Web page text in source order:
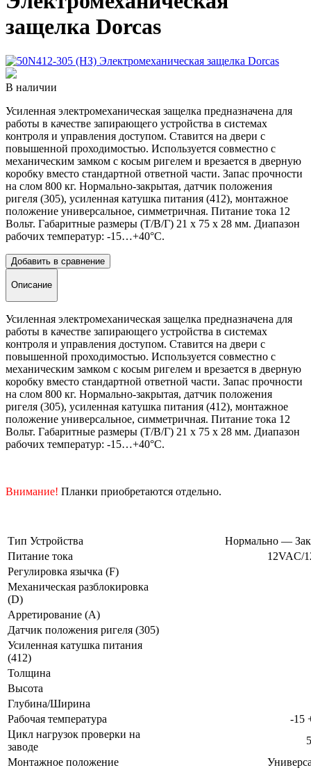
защелка Dorcas
В наличии
Усиленная электромеханическая защелка предназначена для
работы в качестве запирающего устройства в системах
контроля и управления доступом. Ставится на двери с
повышенной проходимостью. Используется совместно с
механическим замком с косым ригелем и врезается в дверную
коробку вместо стандартной ответной части. Запас прочности
на слом 800 кг. Нормально-закрытая, датчик положения
ригеля (305), усиленная катушка питания (412), монтажное
положение универсальное, симметричная. Питание тока 12
Вольт. Габаритные размеры (Т/В/Г) 21 х 75 х 28 мм. Диапазон
рабочих температур: -15…+40°C.
Добавить в сравнение
Описание
Усиленная электромеханическая защелка предназначена для
работы в качестве запирающего устройства в системах
контроля и управления доступом. Ставится на двери с
повышенной проходимостью. Используется совместно с
механическим замком с косым ригелем и врезается в дверную
коробку вместо стандартной ответной части. Запас прочности
на слом 800 кг. Нормально-закрытая, датчик положения
ригеля (305), усиленная катушка питания (412), монтажное
положение универсальное, симметричная. Питание тока 12
Вольт. Габаритные размеры (Т/В/Г) 21 х 75 х 28 мм. Диапазон
рабочих температур: -15…+40°C.
Внимание! Планки приобретаются отдельно.
Тип Устройства
Нормально —
Питание тока
12VAC/
Регулировка язычка (F)
Механическая разблокировка
(D)
Арретирование (A)
Датчик положения ригеля (305)
Усиленная катушка питания
(412)
Толщина
Высота
Глубина/Ширина
Рабочая температура
-15
Цикл нагрузок проверки на
заводе
Монтажное положение